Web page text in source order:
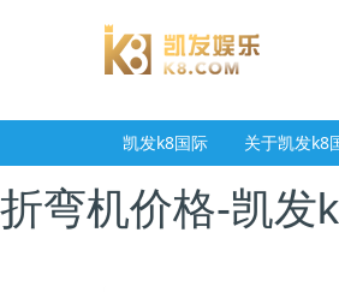
折弯机价格-凯发
凯发k8国际 关于凯发k8